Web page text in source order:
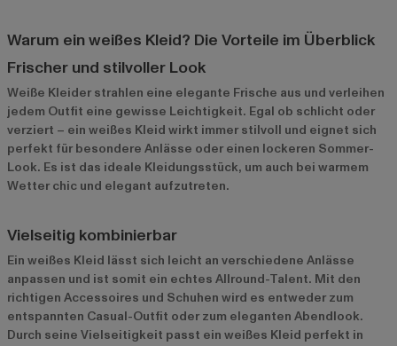
Warum ein weißes Kleid? Die Vorteile im Überblick
Frischer und stilvoller Look
Weiße Kleider strahlen eine elegante Frische aus und verleihen
jedem Outfit eine gewisse Leichtigkeit. Egal ob schlicht oder
verziert – ein weißes Kleid wirkt immer stilvoll und eignet sich
perfekt für besondere Anlässe oder einen lockeren Sommer-
Look. Es ist das ideale Kleidungsstück, um auch bei warmem
Wetter chic und elegant aufzutreten.
Vielseitig kombinierbar
Ein weißes Kleid lässt sich leicht an verschiedene Anlässe
anpassen und ist somit ein echtes Allround-Talent. Mit den
richtigen Accessoires und Schuhen wird es entweder zum
entspannten Casual-Outfit oder zum eleganten Abendlook.
Durch seine Vielseitigkeit passt ein weißes Kleid perfekt in